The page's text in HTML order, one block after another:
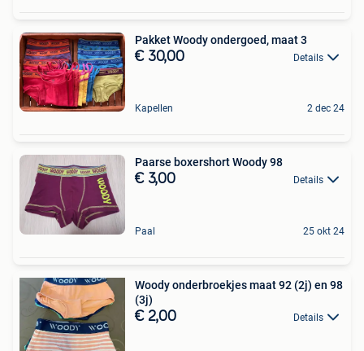
Pakket Woody ondergoed, maat 3
€ 30,00 Details
Kapellen 2 dec 24
Paarse boxershort Woody 98
€ 3,00 Details
Paal 25 okt 24
Woody onderbroekjes maat 92 (2j) en 98
(3j)
€ 2,00 Details